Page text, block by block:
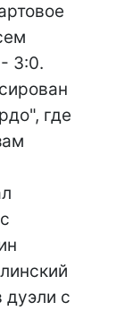
3:0.
где
с